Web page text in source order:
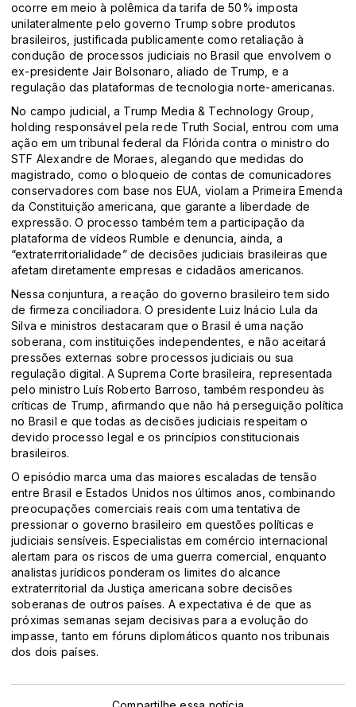
ocorre em meio à polêmica da tarifa de 50% imposta
unilateralmente pelo governo Trump sobre produtos
brasileiros, justificada publicamente como retaliação à
condução de processos judiciais no Brasil que envolvem o
ex-presidente Jair Bolsonaro, aliado de Trump, e a
regulação das plataformas de tecnologia norte-americanas.
No campo judicial, a Trump Media & Technology Group,
holding responsável pela rede Truth Social, entrou com uma
ação em um tribunal federal da Flórida contra o ministro do
STF Alexandre de Moraes, alegando que medidas do
magistrado, como o bloqueio de contas de comunicadores
conservadores com base nos EUA, violam a Primeira Emenda
da Constituição americana, que garante a liberdade de
expressão. O processo também tem a participação da
plataforma de vídeos Rumble e denuncia, ainda, a
“extraterritorialidade” de decisões judiciais brasileiras que
afetam diretamente empresas e cidadãos americanos.
Nessa conjuntura, a reação do governo brasileiro tem sido
de firmeza conciliadora. O presidente Luiz Inácio Lula da
Silva e ministros destacaram que o Brasil é uma nação
soberana, com instituições independentes, e não aceitará
pressões externas sobre processos judiciais ou sua
regulação digital. A Suprema Corte brasileira, representada
pelo ministro Luís Roberto Barroso, também respondeu às
críticas de Trump, afirmando que não há perseguição política
no Brasil e que todas as decisões judiciais respeitam o
devido processo legal e os princípios constitucionais
brasileiros.
O episódio marca uma das maiores escaladas de tensão
entre Brasil e Estados Unidos nos últimos anos, combinando
preocupações comerciais reais com uma tentativa de
pressionar o governo brasileiro em questões políticas e
judiciais sensíveis. Especialistas em comércio internacional
alertam para os riscos de uma guerra comercial, enquanto
analistas jurídicos ponderam os limites do alcance
extraterritorial da Justiça americana sobre decisões
soberanas de outros países. A expectativa é de que as
próximas semanas sejam decisivas para a evolução do
impasse, tanto em fóruns diplomáticos quanto nos tribunais
dos dois países.